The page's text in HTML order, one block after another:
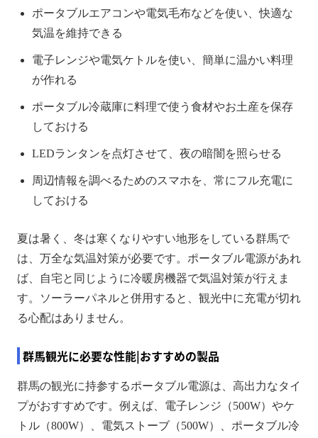
ポータブルエアコンや電気毛布などを使い、快適な
気温を維持できる
電子レンジや電気ケトルを使い、簡単に温かい料理
が作れる
ポータブル冷蔵庫に料理で使う食材やお土産を保存
しておける
LEDランタンを点灯させて、夜の暗闇を照らせる
周辺情報を調べるためのスマホを、常にフル充電に
しておける
夏は暑く、冬は寒くなりやすい地形をしている群馬で
は、万全な気温対策が必要です。ポータブル電源があれ
ば、自宅と同じように冷暖房機器で気温対策が行えま
す。ソーラーパネルと併用すると、観光中に充電が切れ
る心配はありません。
群馬観光に必要な性能|おすすめの製品
群馬の観光に持参するポータブル電源は、高出力なタイ
プがおすすめです。例えば、電子レンジ（500W）やケ
トル（800W）、電気ストーブ（500W）、ポータブル冷